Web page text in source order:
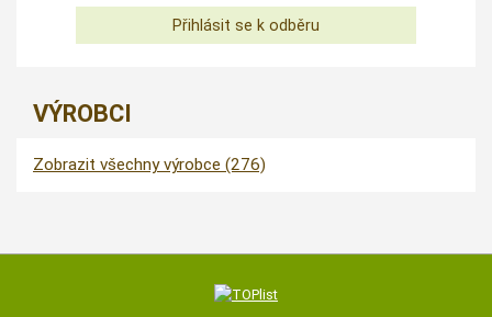
VÝROBCI
Zobrazit všechny výrobce (276)